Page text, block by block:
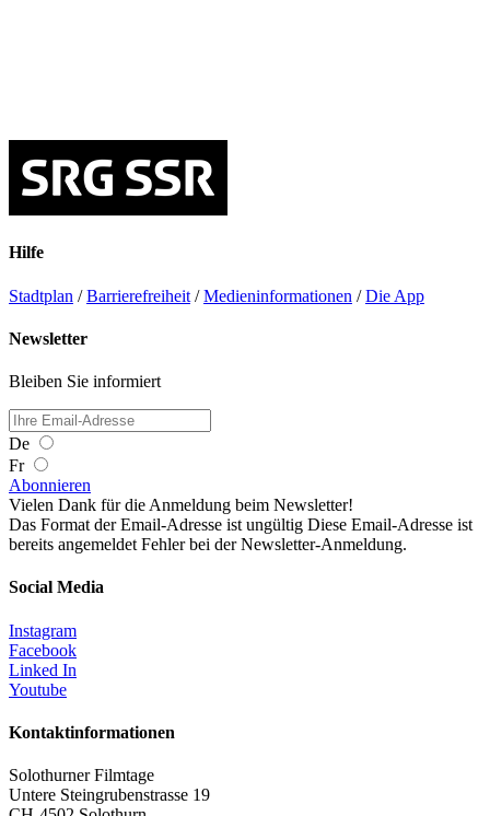
Hilfe
Stadtplan /Barrierefreiheit /Medieninformationen /Die App
Newsletter
Bleiben Sie informiert
De
Fr
Abonnieren
Vielen Dank für die Anmeldung beim Newsletter!
Das Format der Email-Adresse ist ungültig Diese Email-Adresse ist
bereits angemeldet Fehler bei der Newsletter-Anmeldung.
Social Media
Instagram
Facebook
Linked In
Youtube
Kontaktinformationen
Solothurner Filmtage
Untere Steingrubenstrasse 19